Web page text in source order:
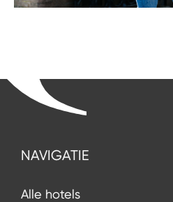
NAVIGATIE
Alle hotels